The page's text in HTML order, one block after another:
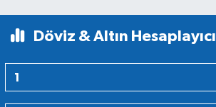
Döviz & Altın Hesaplayıcı